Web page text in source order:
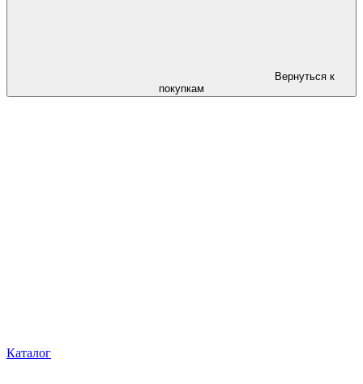
Вернуться к
покупкам
Каталог